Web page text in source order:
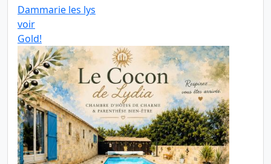
Dammarie les lys
voir
Gold!